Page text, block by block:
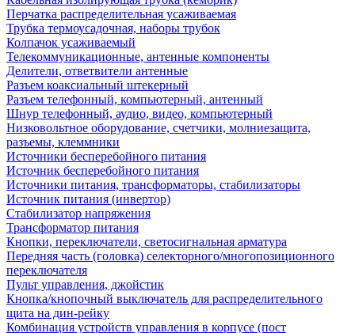
Перчатка распределительная усаживаемая
Трубка термоусадочная, наборы трубок
Колпачок усаживаемый
Телекоммуникационные, антенные компоненты
Делители, ответвители антенные
Разъем коаксиальный штекерный
Разъем телефонный, компьютерный, антенный
Шнур телефонный, аудио, видео, компьютерный
Низковольтное оборудование, счетчики, молниезащита,
разъемы, клеммники
Источники бесперебойного питания
Источник бесперебойного питания
Источники питания, трансформаторы, стабилизаторы
Источник питания (инвертор)
Стабилизатор напряжения
Трансформатор питания
Кнопки, переключатели, светосигнальная арматура
Передняя часть (головка) селекторного/многопозиционного
переключателя
Пульт управления, джойстик
Кнопка/кнопочный выключатель для распределительного
щита на дин-рейку
Комбинация устройств управления в корпусе (пост